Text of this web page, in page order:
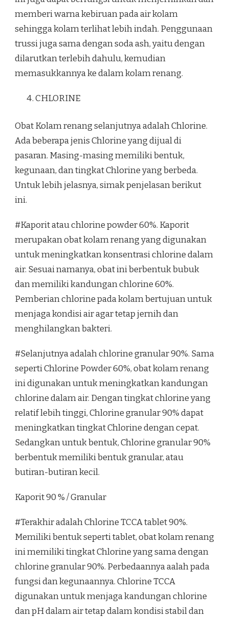
memberi warna kebiruan pada air kolam
sehingga kolam terlihat lebih indah. Penggunaan
trussi juga sama dengan soda ash, yaitu dengan
dilarutkan terlebih dahulu, kemudian
memasukkannya ke dalam kolam renang.
CHLORINE
Obat Kolam renang selanjutnya adalah Chlorine.
Ada beberapa jenis Chlorine yang dijual di
pasaran. Masing-masing memiliki bentuk,
kegunaan, dan tingkat Chlorine yang berbeda.
Untuk lebih jelasnya, simak penjelasan berikut
ini.
#Kaporit atau chlorine powder 60%. Kaporit
merupakan obat kolam renang yang digunakan
untuk meningkatkan konsentrasi chlorine dalam
air. Sesuai namanya, obat ini berbentuk bubuk
dan memiliki kandungan chlorine 60%.
Pemberian chlorine pada kolam bertujuan untuk
menjaga kondisi air agar tetap jernih dan
menghilangkan bakteri.
#Selanjutnya adalah chlorine granular 90%. Sama
seperti Chlorine Powder 60%, obat kolam renang
ini digunakan untuk meningkatkan kandungan
chlorine dalam air. Dengan tingkat chlorine yang
relatif lebih tinggi, Chlorine granular 90% dapat
meningkatkan tingkat Chlorine dengan cepat.
Sedangkan untuk bentuk, Chlorine granular 90%
berbentuk memiliki bentuk granular, atau
butiran-butiran kecil.
Kaporit 90 % / Granular
#Terakhir adalah Chlorine TCCA tablet 90%.
Memiliki bentuk seperti tablet, obat kolam renang
ini memiliki tingkat Chlorine yang sama dengan
chlorine granular 90%. Perbedaannya aalah pada
fungsi dan kegunaannya. Chlorine TCCA
digunakan untuk menjaga kandungan chlorine
dan pH dalam air tetap dalam kondisi stabil dan